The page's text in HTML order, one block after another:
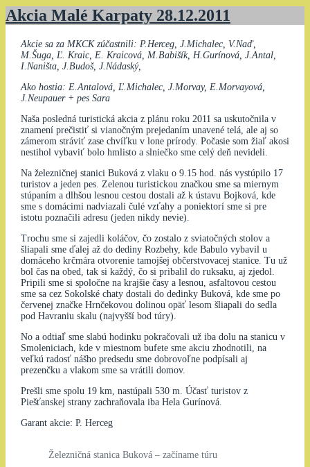
Akcia Malé Karpaty 28.12.2011
Akcie sa za MKCK zúčastnili: P.Herceg, J.Michalec, V.Naď,
M.Šuga, Ľ. Kraic, E. Kraicová, M.Babišík, H.Gurínová, J.Antal,
I.Naništa, J.Budoš, J.Nádaský,
Ako hostia: E.Antalová, Ľ.Michalec, J.Morvay, E.Morvayová,
J.Neupauer + pes Sara
Naša posledná turistická akcia z plánu roku 2011 sa uskutočnila v
znamení prečistiť si vianočným prejedaním unavené telá, ale aj so
zámerom stráviť zase chvíľku v lone prírody. Počasie som žiaľ akosi
nestihol vybaviť bolo hmlisto a slniečko sme celý deň nevideli.
Na železničnej stanici Buková z vlaku o 9.15 hod. nás vystúpilo 17
turistov a jeden pes. Zelenou turistickou značkou sme sa miernym
stúpaním a dlhšou lesnou cestou dostali až k ústavu Bojková, kde
sme s domácimi nadviazali čulé vzťahy a poniektorí sme si pre
istotu poznačili adresu (jeden nikdy nevie).
Trochu sme si zajedli koláčov, čo zostalo z sviatočných stolov a
šliapali sme ďalej až do dediny Rozbehy, kde Babulo vybavil u
domáceho krčmára otvorenie tamojšej občerstvovacej stanice. Tu už
bol čas na obed, tak si každý, čo si pribalil do ruksaku, aj zjedol.
Pripili sme si spoločne na krajšie časy a lesnou, asfaltovou cestou
sme sa cez Sokolské chaty dostali do dedinky Buková, kde sme po
červenej značke Hrnčekovou dolinou opäť lesom šliapali do sedla
pod Havraniu skalu (najvyšší bod túry).
No a odtiaľ sme slabú hodinku pokračovali už iba dolu na stanicu v
Smoleniciach, kde v miestnom bufete sme akciu zhodnotili, na
veľkú radosť nášho predsedu sme dobrovoľne podpísali aj
prezenčku a vlakom sme sa vrátili domov.
Prešli sme spolu 19 km, nastúpali 530 m. Účasť turistov z
Piešťanskej strany zachraňovala iba Hela Gurínová.
Garant akcie: P. Herceg
Železničná stanica Buková – začíname túru